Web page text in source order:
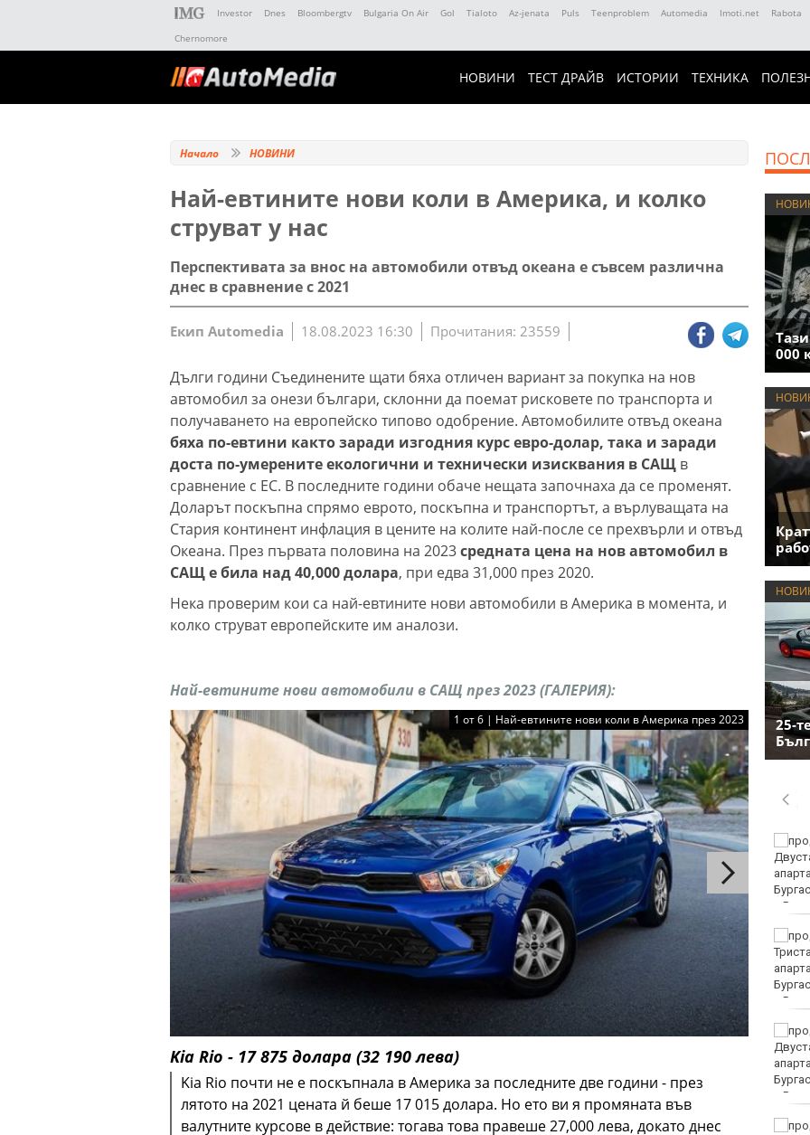
Investor Dnes Bloombergtv Bulgaria On Air Gol Tialoto Az-jenata Puls Teenproblem Automedia Imoti.net Rabota
Chernomore
НОВИНИ ТЕСТ ДРАЙВ ИСТОРИИ ТЕХНИКА
Начало НОВИНИ
Най-евтините нови коли в Америка, и колко
струват у нас
Перспективата за внос на автомобили отвъд океана е съвсем различна
днес в сравнение с 2021
Екип Automedia 18.08.2023 16:30 Прочитания: 23559
Дълги години Съединените щати бяха отличен вариант за покупка на нов
автомобил за онези българи, склонни да поемат рисковете по транспорта и
получаването на европейско типово одобрение. Автомобилите отвъд океана
бяха по-евтини както заради изгодния курс евро-долар, така и заради
доста по-умерените екологични и технически изисквания в САЩ в
сравнение с ЕС. В последните години обаче нещата започнаха да се променят.
Доларът поскъпна спрямо еврото, поскъпна и транспортът, а върлуващата на
Стария континент инфлация в цените на колите най-после се прехвърли и отвъд
Океана. През първата половина на 2023средната цена на нов автомобил в
САЩ е била над 40,000 долара, при едва 31,000 през 2020.
Нека проверим кои са най-евтините нови автомобили в Америка в момента, и
колко струват европейските им аналози.
Най-евтините нови автомобили в САЩ през 2023 (ГАЛЕРИЯ):
1 от 6 | Най-евтините нови коли в Америка през 2023
Kia Rio - 17 875 долара (32 190 лева)
Kia Rio почти не е поскъпнала в Америка за последните две години - през
лятото на 2021 цената й беше 17 015 долара. Но ето ви я промяната във
валутните курсове в действие: тогава това правеше 27,000 лева, докато днес
000
25-
Фондация „Искам бебе“:
Държавата посяга на
последния стълб в
борбата с
демографската криза
Арестуваха 73-годишен
Радев: Българинът е
различни етноси и
религии
Две успешни акции